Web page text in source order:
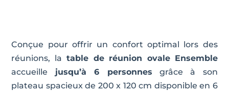
Conçue pour offrir un confort optimal lors des
réunions, la table de réunion ovale Ensemble
accueille jusqu’à 6 personnes grâce à son
plateau spacieux de 200 x 120 cm disponible en 6